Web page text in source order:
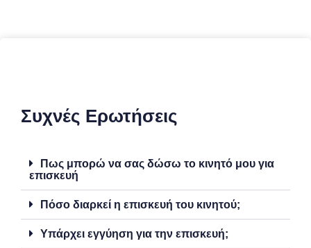
Συχνές Ερωτήσεις
Πως μπορώ να σας δώσω το κινητό μου για
επισκευή
Πόσο διαρκεί η επισκευή του κινητού;
Υπάρχει εγγύηση για την επισκευή;